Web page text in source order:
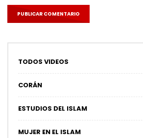
TODOS VIDEOS
CORÁN
ESTUDIOS DEL ISLAM
MUJER EN EL ISLAM